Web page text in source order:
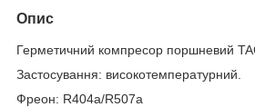
Опис
Герметичний компресор поршневий
Застосування: високотемпературний.
Фреон: R404a/R507a